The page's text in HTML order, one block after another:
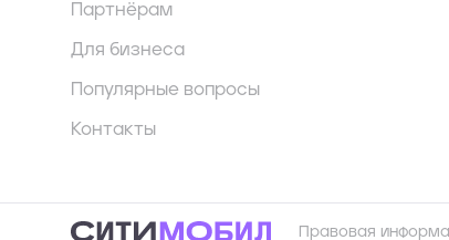
Партнёрам
Для бизнеса
Популярные вопросы
Контакты
Правовая